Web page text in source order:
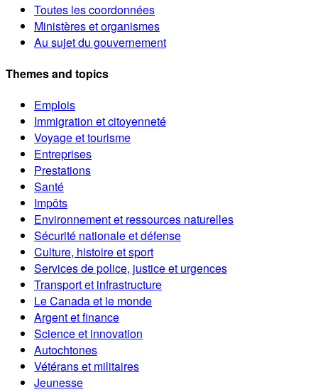
Toutes les coordonnées
Ministères et organismes
Au sujet du gouvernement
Themes and topics
Emplois
Immigration et citoyenneté
Voyage et tourisme
Entreprises
Prestations
Santé
Impôts
Environnement et ressources naturelles
Sécurité nationale et défense
Culture, histoire et sport
Services de police, justice et urgences
Transport et infrastructure
Le Canada et le monde
Argent et finance
Science et innovation
Autochtones
Vétérans et militaires
Jeunesse